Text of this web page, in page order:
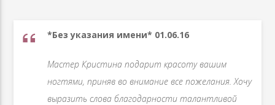
*Без указания имени* 01.06.16
Мастер Кристина подарит красоту вашим
ногтями, приняв во внимание все пожелания. Хочу
выразить слова благодарности талантливой